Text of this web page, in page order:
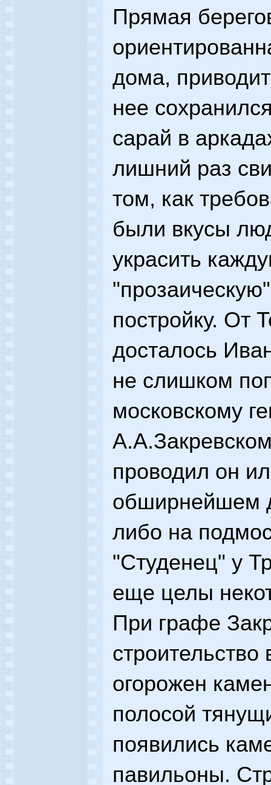
Прямая
дома,
нее
сарай в
лишний раз
том, как
были вкусы
украсить
постройку. От
досталось
не слишком
московскому
проводил он
обширнейшем
либо на
"Студенец" у
еще целы
При графе
огорожен
полосой
появились
павильоны.